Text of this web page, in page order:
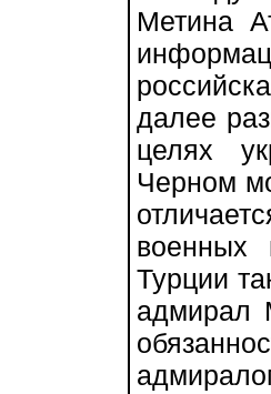
Метина
далее
целях
Черном
военных
Турции
адмирал